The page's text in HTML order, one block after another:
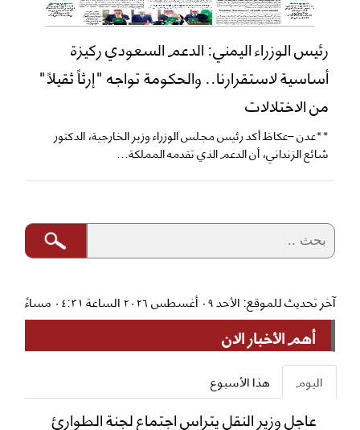
رئيس الوزراء اليمني: الدعم السعودي ركيزة
أساسية لاستقرارنا.. والحكومة تواجه "إرثاً ثقيلاً"
من الاختلالات
**عدن –عكاظ أكد رئيس مجلس الوزراء وزير الخارجية، الدكتور
شائع الزنداني، أن الدعم الذي تقدمه المملكة...
آخر تحديث للموقع: الأحد ٠٩ أغسطس ٢٠٢٦ الساعة ٠٤:٣١ مساءً
أهم الأخبار الان
اليوم هذا الأسبوع
عاجل وزير النقل يتراس اجتماع لجنة الطوارئ